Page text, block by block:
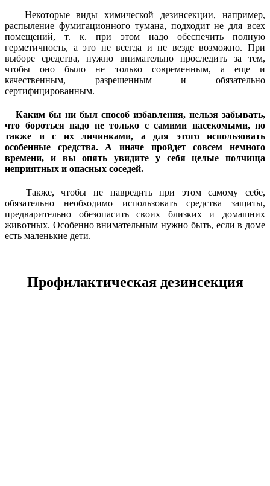
Некоторые виды химической дезинсекции, например,
распыление фумигационного тумана, подходит не для всех
помещений, т. к. при этом надо обеспечить полную
герметичность, а это не всегда и не везде возможно. При
выборе средства, нужно внимательно проследить за тем,
чтобы оно было не только современным, а еще и
качественным, разрешенным и обязательно
сертифицированным.
Каким бы ни был способ избавления, нельзя забывать,
что бороться надо не только с самими насекомыми, но
также и с их личинками, а для этого использовать
особенные средства. А иначе пройдет совсем немного
времени, и вы опять увидите у себя целые полчища
неприятных и опасных соседей.
Также, чтобы не навредить при этом самому себе,
обязательно необходимо использовать средства защиты,
предварительно обезопасить своих близких и домашних
животных. Особенно внимательным нужно быть, если в доме
есть маленькие дети.
Профилактическая дезинсекция